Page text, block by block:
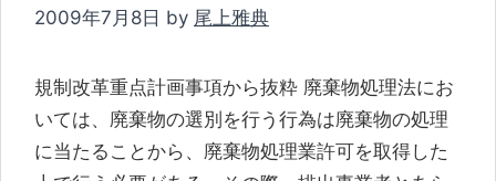
2009年7月8日 by 尾上雅典
規制改革重点計画事項から抜粋 廃棄物処理法にお
いては、廃棄物の選別を行う行為は廃棄物の処理
に当たることから、廃棄物処理業許可を取得した